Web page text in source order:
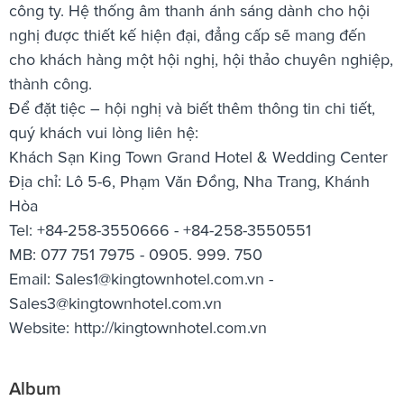
công ty. Hệ thống âm thanh ánh sáng dành cho hội
nghị được thiết kế hiện đại, đẳng cấp sẽ mang đến
cho khách hàng một hội nghị, hội thảo chuyên nghiệp,
thành công.
Để đặt tiệc – hội nghị và biết thêm thông tin chi tiết,
quý khách vui lòng liên hệ:
Khách Sạn King Town Grand Hotel & Wedding Center
Địa chỉ: Lô 5-6, Phạm Văn Đồng, Nha Trang, Khánh
Hòa
Tel: +84-258-3550666 - +84-258-3550551
MB: 077 751 7975 - 0905. 999. 750
Email: Sales1@kingtownhotel.com.vn -
Sales3@kingtownhotel.com.vn
Website: http://kingtownhotel.com.vn
Album